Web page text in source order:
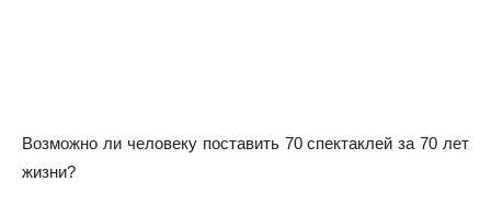
Возможно ли человеку поставить 70 спектаклей за 70 лет
жизни?